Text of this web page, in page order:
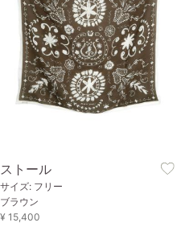
ストール
サイズ: フリー
ブラウン
¥ 15,400